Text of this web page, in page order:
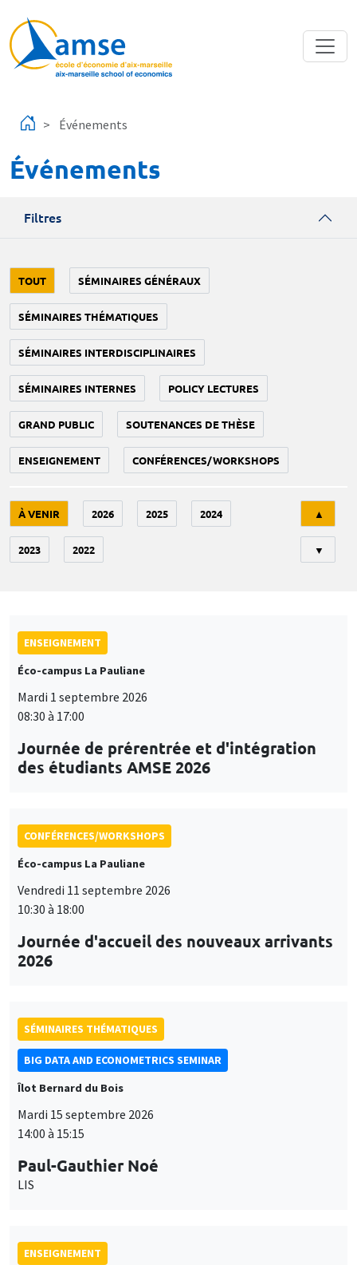
Événements
Événements
Filtres
TOUT SÉMINAIRES GÉNÉRAUX
SÉMINAIRES THÉMATIQUES
SÉMINAIRES INTERDISCIPLINAIRES
SÉMINAIRES INTERNES POLICY LECTURES
GRAND PUBLIC SOUTENANCES DE THÈSE
ENSEIGNEMENT CONFÉRENCES/WORKSHOPS
À VENIR 2026 2025 2024
2023 2022
▲
▼
ENSEIGNEMENT
Éco-campus La Pauliane
Mardi 1 septembre 2026
08:30 à 17:00
Journée de prérentrée et d'intégration
des étudiants AMSE 2026
CONFÉRENCES/WORKSHOPS
Éco-campus La Pauliane
Vendredi 11 septembre 2026
10:30 à 18:00
Journée d'accueil des nouveaux arrivants
2026
SÉMINAIRES THÉMATIQUES
BIG DATA AND ECONOMETRICS SEMINAR
Îlot Bernard du Bois
Mardi 15 septembre 2026
14:00 à 15:15
Paul-Gauthier Noé
LIS
ENSEIGNEMENT